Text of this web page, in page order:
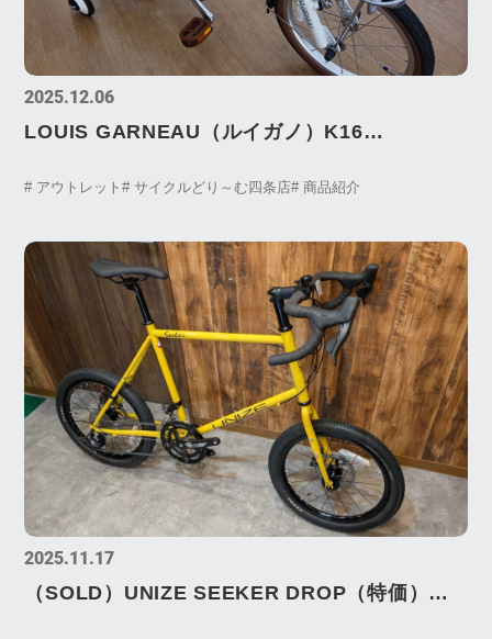
2025.12.06
LOUIS GARNEAU（ルイガノ）K16
# アウトレット# サイクルどり～む四条店# 商品紹介
2025.11.17
（SOLD）UNIZE SEEKER DROP（特価）あ